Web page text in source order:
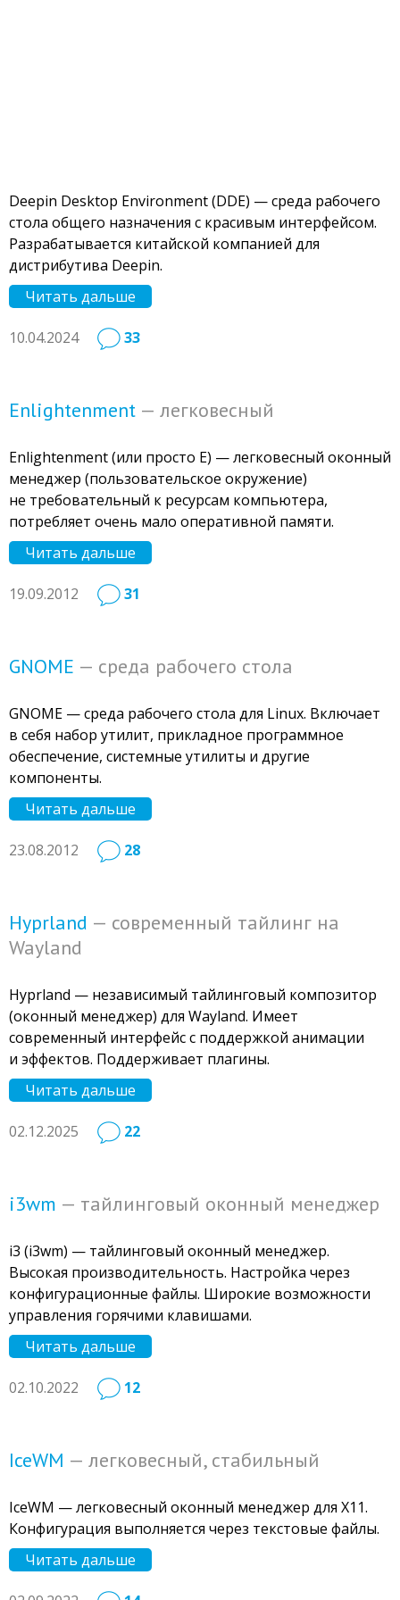
Deepin Desktop Environment (DDE) — среда рабочего
стола общего назначения с красивым интерфейсом.
Разрабатывается китайской компанией для
дистрибутива Deepin.
Читать дальше
10.04.2024 33
Enlightenment — легковесный
Enlightenment (или просто E) — легковесный оконный
менеджер (пользовательское окружение)
не требовательный к ресурсам компьютера,
потребляет очень мало оперативной памяти.
Читать дальше
19.09.2012 31
GNOME — среда рабочего стола
GNOME — среда рабочего стола для Linux. Включает
в себя набор утилит, прикладное программное
обеспечение, системные утилиты и другие
компоненты.
Читать дальше
23.08.2012 28
Hyprland — современный тайлинг на
Wayland
Hyprland — независимый тайлинговый композитор
(оконный менеджер) для Wayland. Имеет
современный интерфейс с поддержкой анимации
и эффектов. Поддерживает плагины.
Читать дальше
02.12.2025 22
i3wm — тайлинговый оконный менеджер
i3 (i3wm) — тайлинговый оконный менеджер.
Высокая производительность. Настройка через
конфигурационные файлы. Широкие возможности
управления горячими клавишами.
Читать дальше
02.10.2022 12
IceWM — легковесный, стабильный
IceWM — легковесный оконный менеджер для X11.
Конфигурация выполняется через текстовые файлы.
Читать дальше